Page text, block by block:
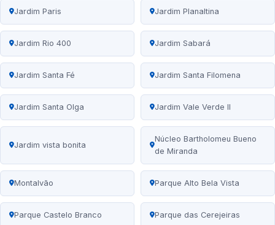
Jardim Paris Jardim Planaltina
Jardim Rio 400 Jardim Sabará
Jardim Santa Fé Jardim Santa Filomena
Jardim Santa Olga Jardim Vale Verde II
Jardim vista bonita
Núcleo Bartholomeu Bueno
de Miranda
Montalvão Parque Alto Bela Vista
Parque Castelo Branco Parque das Cerejeiras